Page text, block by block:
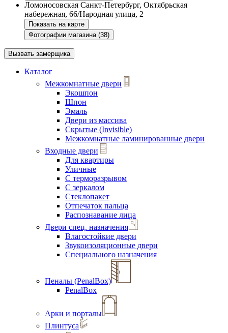
Ломоносовская Санкт-Петербург, Октябрьская
набережная, 66/Народная улица, 2
Показать на карте
Фотографии магазина (38)
Вызвать замерщика
Каталог
Межкомнатные двери
Экошпон
Шпон
Эмаль
Двери из массива
Скрытые (Invisible)
Межкомнатные ламинированные двери
Входные двери
Для квартиры
Уличные
С терморазрывом
С зеркалом
Стеклопакет
Отпечаток пальца
Распознавание лица
Двери спец. назначения
Влагостойкие двери
Звукоизоляционные двери
Специального назначения
Пеналы (PenalBox)
PenalBox
Арки и порталы
Плинтуса